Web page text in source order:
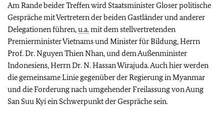
Am Rande beider Treffen wird Staatsminister Gloser politische
Gespräche mit Vertretern der beiden Gastländer und anderer
Delegationen führen,u.a.mit dem stellvertretenden
Premierminister Vietnams und Minister für Bildung, Herrn
Prof. Dr. Nguyen Thien Nhan, und dem Außenminister
Indonesiens, Herrn Dr. N. Hassan Wirajuda. Auch hier werden
die gemeinsame Linie gegenüber der Regierung in Myanmar
und die Forderung nach umgehender Freilassung von Aung
San Suu Kyi ein Schwerpunkt der Gespräche sein.